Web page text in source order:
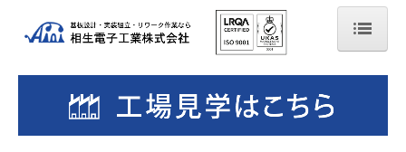
ホーム
会社案内